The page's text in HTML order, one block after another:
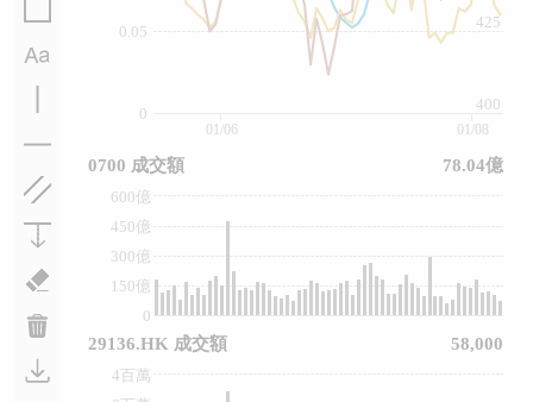
0
0.05
400
425
0
150億
300億
450億
600億
4百萬
01/06 01/08
0700 成交額 78.04億
29136.HK 成交額 58,000